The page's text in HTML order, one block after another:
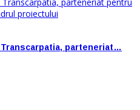
parteneriat…